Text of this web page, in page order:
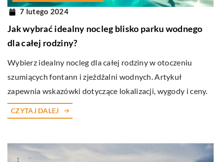
7 lutego 2024
Jak wybrać idealny nocleg blisko parku wodnego
dla całej rodziny?
Wybierz idealny nocleg dla całej rodziny w otoczeniu
szumiących fontann i zjeżdżalni wodnych. Artykuł
zapewnia wskazówki dotyczące lokalizacji, wygody i ceny.
CZYTAJ DALEJ